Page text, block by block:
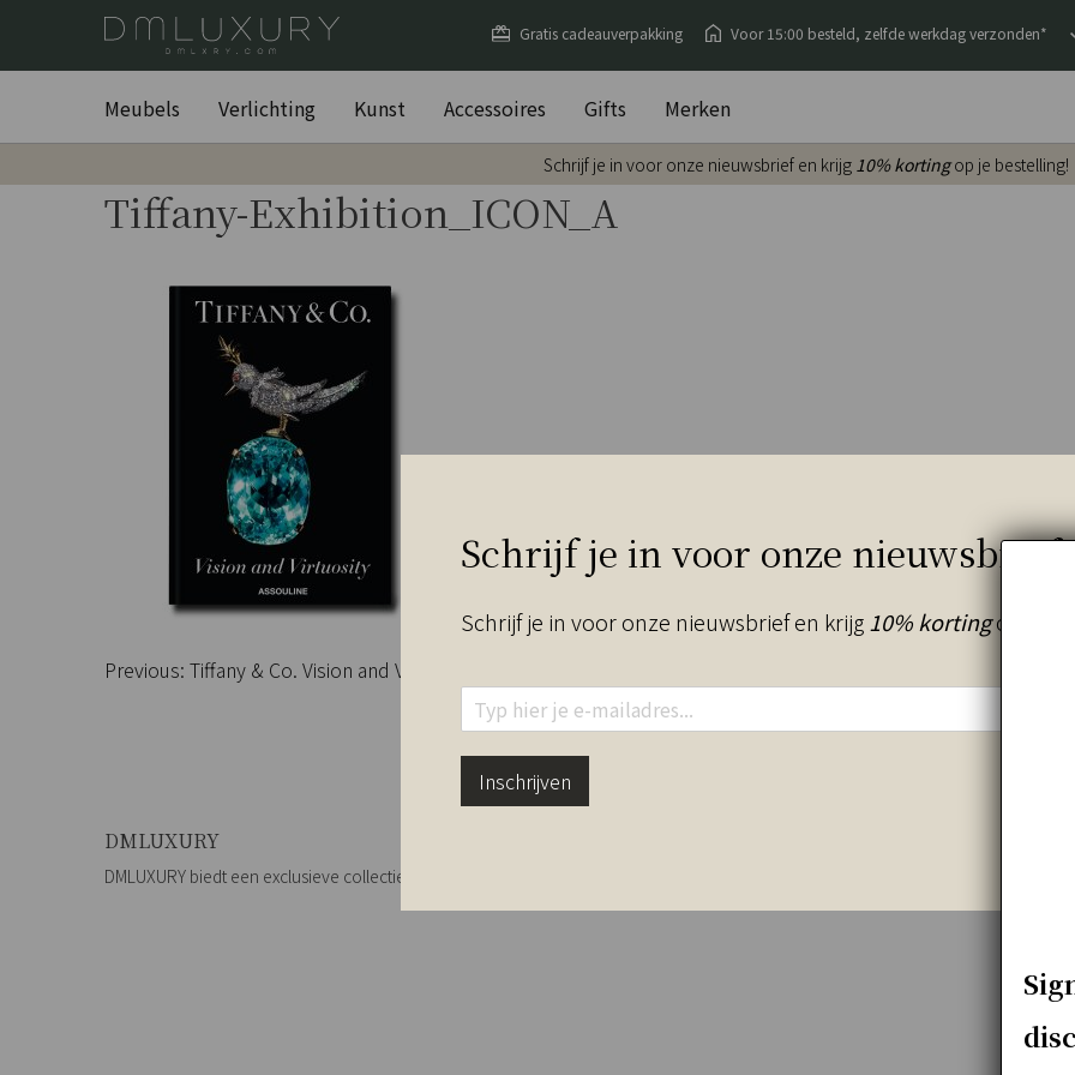
Gratis cadeauverpakking Voor 15:00 besteld, zelfde werkdag verzonden*
Meubels Verlichting Kunst Accessoires Gifts Merken
Schrijf je in voor onze nieuwsbrief en krijg 10% kortingop je bestelling!
Schrijf je in voor onze nieuwsbrief
Schrijf je in voor onze nieuwsbrief en krijg 10% kortingop je
E
Inschrijven
Tiffany-Exhibition_ICON_A
Bericht
Previous: Tiffany & Co. Vision and Virtuosity (Icon Edition)
DMLUXURY
DMLUXURY biedt een exclusieve collectie van producten voor luxe interieurs.